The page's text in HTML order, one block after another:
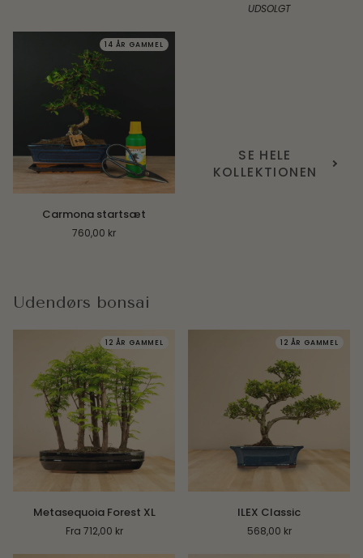
UDSOLGT
14 ÅR GAMMEL
Carmona
startsæt
Carmona startsæt
760,00 kr
SE HELE
KOLLEKTIONEN
Udendørs bonsai
12 ÅR GAMMEL
Metasequoia
Forest
Metasequoia Forest XL
Fra 712,00 kr
12 ÅR GAMMEL
ILEX Classic
568,00 kr